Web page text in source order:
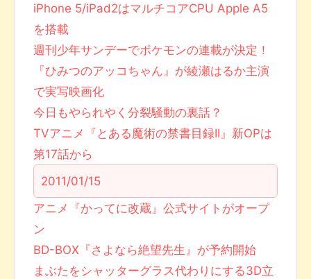
iPhone 5/iPad2はマルチコアCPU Apple A5
を搭載
週刊少年サンデーでポケモンの連載が決定！
『ひみつのアッコちゃん』が綾瀬はるか主演
で実写映画化
今日もやられやく分裂騒動の裏話？
TVアニメ『とある魔術の禁書目録II』新OPは
第17話から
2011/01/15
アニメ『かってに改蔵』公式サイトがオープ
ン
BD-BOX『さよなら絶望先生』が予約開始
まぶたをシャッターグラス代わりにする3D立